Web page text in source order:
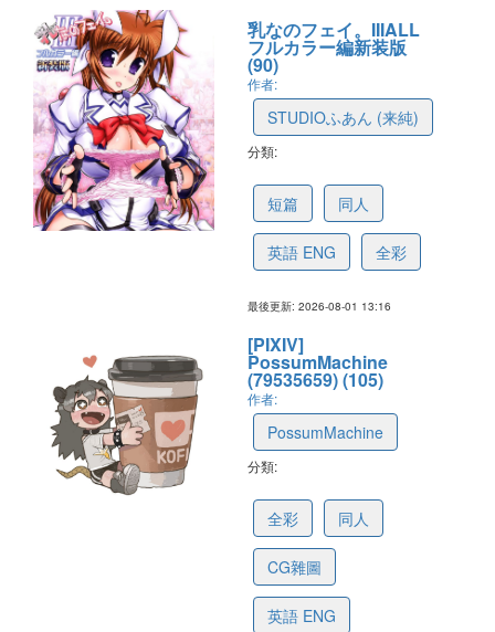
乳なのフェイ。IIIALL
フルカラー編新装版
(90)
作者:
STUDIOふあん (来純)
分類:
短篇 同人
英語 ENG 全彩
最後更新: 2026-08-01 13:16
[PIXIV]
PossumMachine
(79535659) (105)
作者:
PossumMachine
分類:
全彩 同人
CG雜圖
英語 ENG